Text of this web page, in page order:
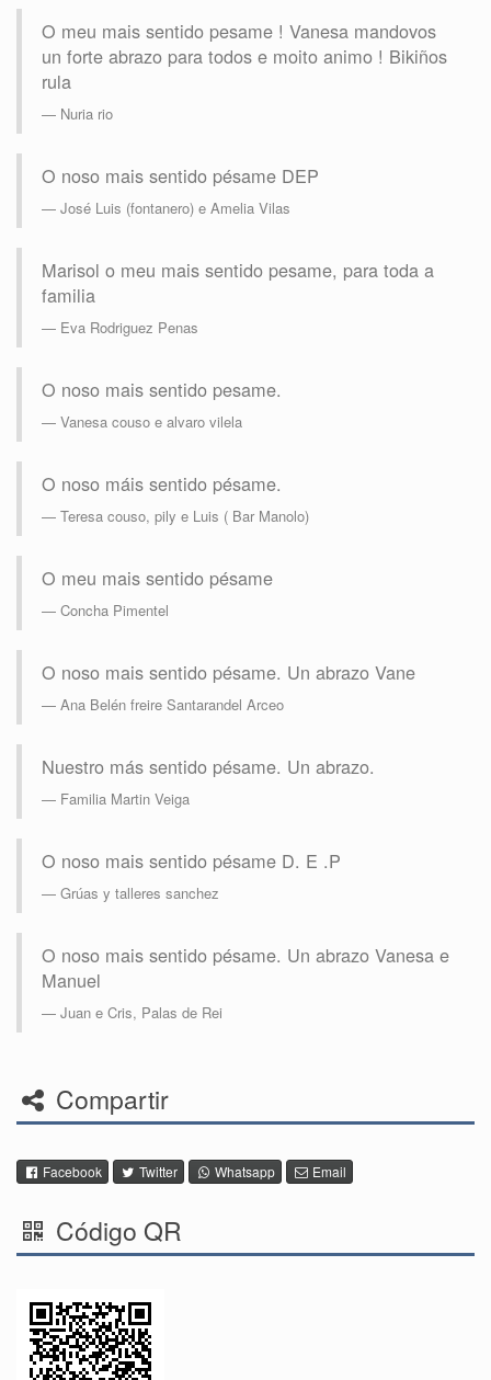
O meu mais sentido pesame ! Vanesa mandovos
un forte abrazo para todos e moito animo ! Bikiños
rula
Nuria rio
O noso mais sentido pésame DEP
José Luis (fontanero) e Amelia Vilas
Marisol o meu mais sentido pesame, para toda a
familia
Eva Rodriguez Penas
O noso mais sentido pesame.
Vanesa couso e alvaro vilela
O noso máis sentido pésame.
Teresa couso, pily e Luis ( Bar Manolo)
O meu mais sentido pésame
Concha Pimentel
O noso mais sentido pésame. Un abrazo Vane
Ana Belén freire Santarandel Arceo
Nuestro más sentido pésame. Un abrazo.
Familia Martin Veiga
O noso mais sentido pésame D. E .P
Grúas y talleres sanchez
O noso mais sentido pésame. Un abrazo Vanesa e
Manuel
Juan e Cris, Palas de Rei
Compartir
Facebook Twitter Whatsapp Email
Código QR